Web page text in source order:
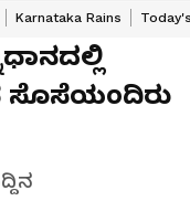
Karnataka Rains
ಸೊಸೆಯಂದಿರು